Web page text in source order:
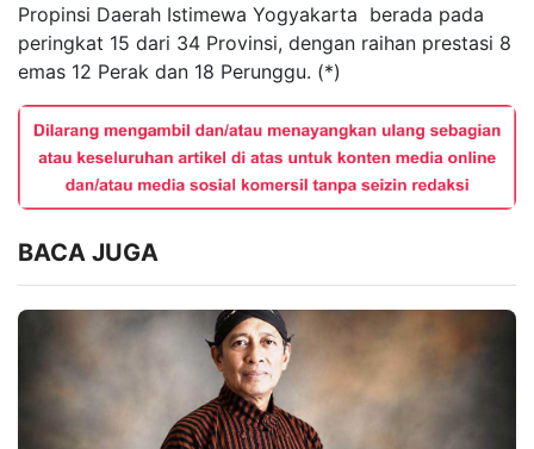
Propinsi Daerah Istimewa Yogyakarta berada pada
peringkat 15 dari 34 Provinsi, dengan raihan prestasi 8
emas 12 Perak dan 18 Perunggu. (*)
BACA JUGA